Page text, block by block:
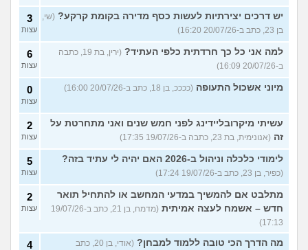
יש דרכים יצירתיות לעשות כסף מדירה בקומת קרקע? (שי,
בן 23, כתב ב-20/07/26 16:20)
3
עצות
למה אני כל כך חרדתית כלפי העתיד?
(ירין, בת 19, כתבה
ב-20/07/26 16:09)
6
עצות
מיוני אשכול התעופה (ככככ, בן 18, כתב ב-20/07/26 16:00) 0
עצות
עשיתי מיקרובליידינג לפני חמש שנים ואני מתחרטת על
זה (אנונימית, בת 23, כתבה ב-19/07/26 17:35)
2
עצות
לימודי כלכלה וניהול ב-2026 האם יהיה לי עתיד בזה?
(כפיר, בן 23, כתב ב-19/07/26 17:24)
5
עצות
מתלבט אם להמשיך במדעי המחשב או להתחיל תואר
חדש – אשמח לעצה אמיתית
(מדמח, בן 21, כתב ב-19/07/26
17:13)
2
עצות
מה הדרך הכי טובה ללמוד למבחן?
(אודי, בן 20, כתב
4